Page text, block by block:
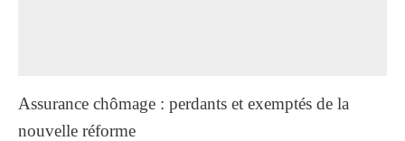
Assurance chômage : perdants et exemptés de la
nouvelle réforme